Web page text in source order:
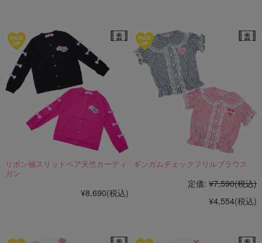
リボン袖スリットベア天竺カーディ
ガン
¥8,690(税込)
ギンガムチェックフリルブラウス
定価: ¥7,590(税込)
¥4,554(税込)